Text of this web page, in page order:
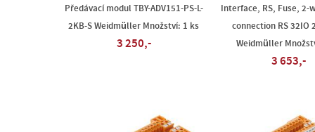
Předávací modul TBY-ADV151-PS-L-
2KB-S Weidmüller Množství: 1 ks
3 250,-
Interface, RS, Fuse, 2-
connection RS 32IO
Weidmüller
3 653,-